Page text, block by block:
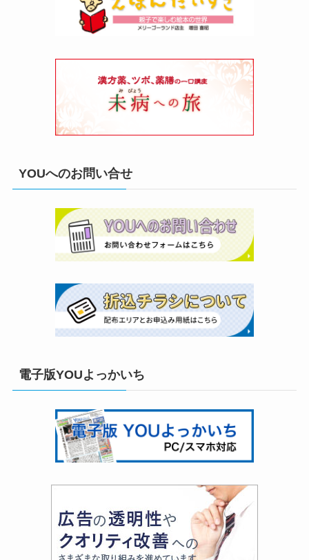
YOUへのお問い合せ
電子版YOUよっかいち